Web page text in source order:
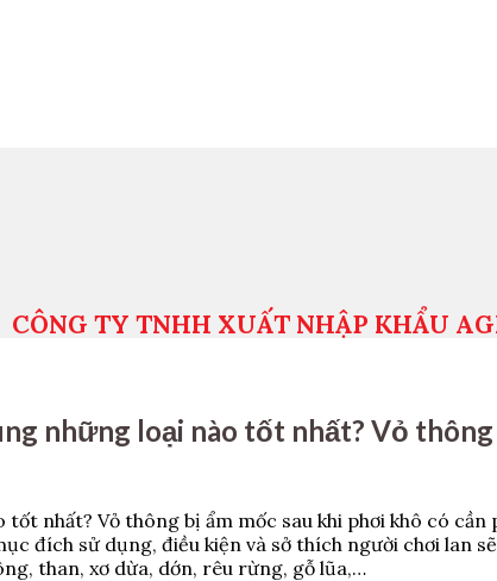
CÔNG TY TNHH XUẤT NHẬP KHẨU
những loại nào tốt nhất? Vỏ
nhất? Vỏ thông bị ẩm mốc sau khi phơi khô có cần
đích sử dụng, điều kiện và sở thích người chơi lan
than, xơ dừa, dớn, rêu rừng, gỗ lũa,…